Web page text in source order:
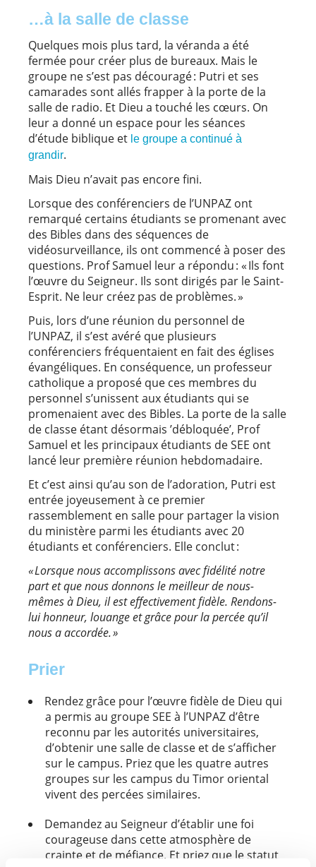
…à la salle de classe
Quelques mois plus tard, la véranda a été
fermée pour créer plus de bureaux. Mais le
groupe ne s’est pas découragé : Putri et ses
camarades sont allés frapper à la porte de la
salle de radio. Et Dieu a touché les cœurs. On
leur a donné un espace pour les séances
d’étude biblique et le groupe a continué à
grandir.
Mais Dieu n’avait pas encore fini.
Lorsque des conférenciers de l’UNPAZ ont
remarqué certains étudiants se promenant avec
des Bibles dans des séquences de
vidéosurveillance, ils ont commencé à poser des
questions. Prof Samuel leur a répondu : « Ils font
l’œuvre du Seigneur. Ils sont dirigés par le Saint-
Esprit. Ne leur créez pas de problèmes. »
Puis, lors d’une réunion du personnel de
l’UNPAZ, il s’est avéré que plusieurs
conférenciers fréquentaient en fait des églises
évangéliques. En conséquence, un professeur
catholique a proposé que ces membres du
personnel s’unissent aux étudiants qui se
promenaient avec des Bibles. La porte de la salle
de classe étant désormais ’débloquée’, Prof
Samuel et les principaux étudiants de SEE ont
lancé leur première réunion hebdomadaire.
Et c’est ainsi qu’au son de l’adoration, Putri est
entrée joyeusement à ce premier
rassemblement en salle pour partager la vision
du ministère parmi les étudiants avec 20
étudiants et conférenciers. Elle conclut :
« Lorsque nous accomplissons avec fidélité notre
part et que nous donnons le meilleur de nous-
mêmes à Dieu, il est effectivement fidèle. Rendons-
lui honneur, louange et grâce pour la percée qu’il
nous a accordée. »
Prier
Rendez grâce pour l’œuvre fidèle de Dieu qui
a permis au groupe SEE à l’UNPAZ d’être
reconnu par les autorités universitaires,
d’obtenir une salle de classe et de s’afficher
sur le campus. Priez que les quatre autres
groupes sur les campus du Timor oriental
vivent des percées similaires.
Demandez au Seigneur d’établir une foi
courageuse dans cette atmosphère de
crainte et de méfiance. Et priez que le statut